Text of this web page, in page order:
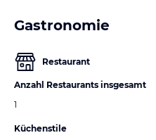
Gastronomie
Restaurant
Anzahl Restaurants insgesamt
1
Küchenstile